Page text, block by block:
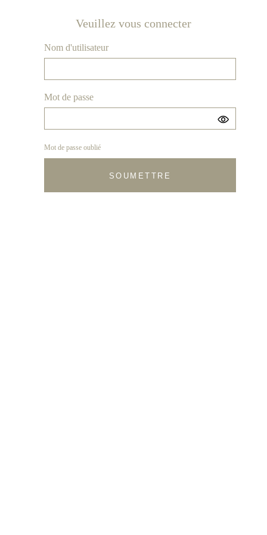
Veuillez vous connecter
Nom d'utilisateur
Mot de passe
Mot de passe oublié
SOUMETTRE